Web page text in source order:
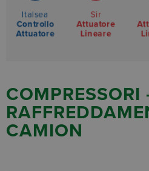
Italsea
Controllo
Attuatore
Sir
Attuatore
Lineare
COMPRESSORI
CAMION